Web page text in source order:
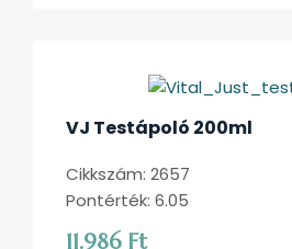
VJ Testápoló 200ml
Cikkszám: 2657
Pontérték: 6.05
11.986 Ft